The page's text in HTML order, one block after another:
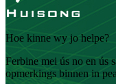
Hoe kinne wy ​​jo helpe?
Ferbine mei ús no en ús
opmerkings binnen in